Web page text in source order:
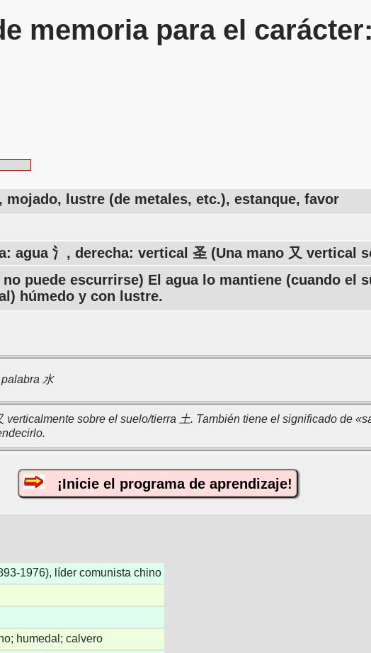
memoria para el
mojado, lustre (de metales, etc.), estanque, favor
agua 氵, derecha: vertical 圣 (Una mano 又 vertical
no puede escurrirse) El agua lo mantiene (cuando el
húmedo y con lustre.
水
verticalmente sobre el suelo/tierra 土. También tiene el significado de
¡Inicie el programa de aprendizaje!
1976), líder comunista chino
humedal; calvero